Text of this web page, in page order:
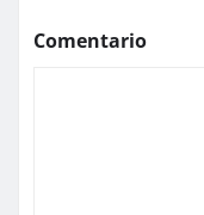
Comentario